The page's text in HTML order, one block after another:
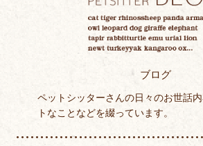
ブログ
ペットシッターさんの日々のお世話
トなことなどを綴っています。